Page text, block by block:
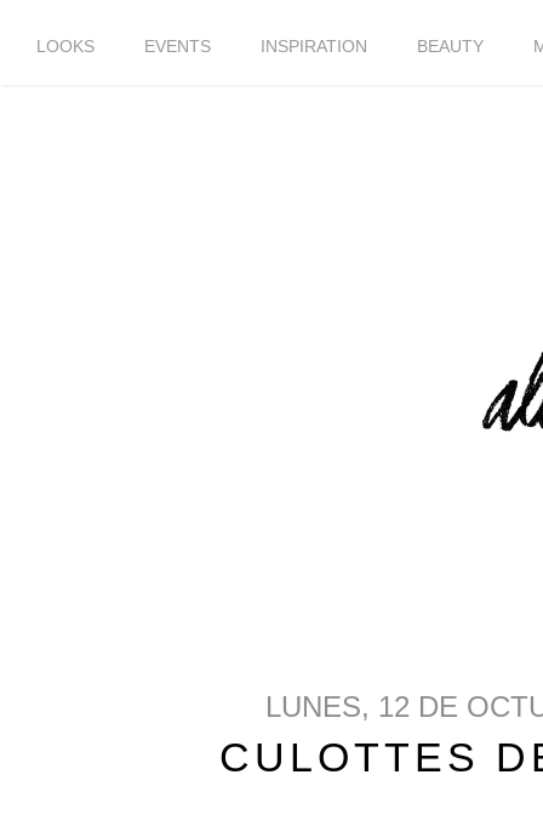
LOOKS EVENTS INSPIRATION BEAUTY
LUNES, 12 DE
CULOTTES